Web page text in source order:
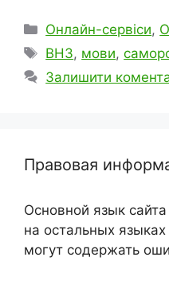
Категорії
Онлайн-сервіси,
Позначки
ВНЗ, мови,
Залишити
Правовая
Основной язык
на остальных
могут содержать